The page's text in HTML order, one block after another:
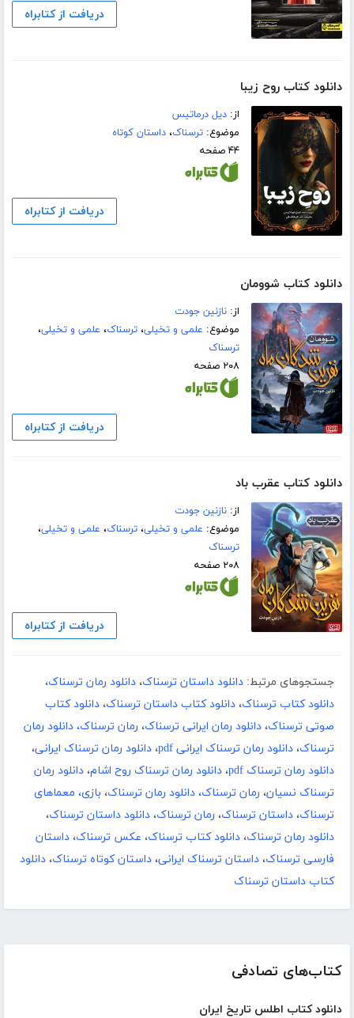
کتاب‌های تصادفی
دانلود کتاب اطلس تاریخ ایران
دریافت از کتابراه
دانلود کتاب روح زیبا
از:دیل درماتیس
موضوع:ترسناک،داستان کوتاه
۴۴ صفحه
دریافت از کتابراه
دانلود کتاب شوومان
از:نازنین جودت
موضوع: علمی و تخیلی،ترسناک، علمی و تخیلی،
ترسناک
۲۰۸ صفحه
دریافت از کتابراه
دانلود کتاب عقرب باد
از:نازنین جودت
موضوع: علمی و تخیلی،ترسناک، علمی و تخیلی،
ترسناک
۲۰۸ صفحه
دریافت از کتابراه
جستجوهای مرتبط: دانلود داستان ترسناک، دانلود رمان ترسناک،
دانلود کتاب ترسناک، دانلود کتاب داستان ترسناک، دانلود کتاب
صوتی ترسناک، دانلود رمان ایرانی ترسناک، رمان ترسناک، دانلود رمان
ترسناک، دانلود رمان ترسناک ایرانی pdf ، دانلود رمان ترسناک ایرانی،
دانلود رمان ترسناک pdf
، دانلود رمان ترسناک روح اشام، دانلود رمان
ترسناک نسیان، رمان ترسناک، دانلود رمان ترسناک، بازی، معماهای
ترسناک، داستان ترسناک، رمان ترسناک، دانلود داستان ترسناک،
دانلود رمان ترسناک، دانلود کتاب ترسناک، عکس ترسناک، داستان
فارسی ترسناک، داستان ترسناک ایرانی، داستان کوتاه ترسناک، دانلود
کتاب داستان ترسناک